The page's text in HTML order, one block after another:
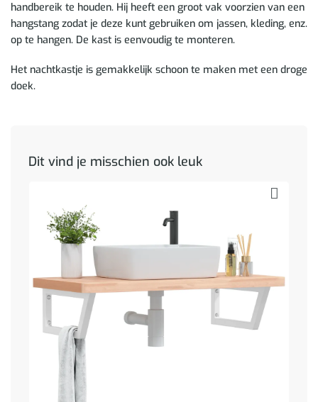
handbereik te houden. Hij heeft een groot vak voorzien van een
hangstang zodat je deze kunt gebruiken om jassen, kleding, enz.
op te hangen. De kast is eenvoudig te monteren.
Het nachtkastje is gemakkelijk schoon te maken met een droge
doek.
Dit vind je misschien ook leuk